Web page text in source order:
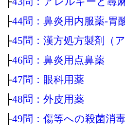
├44問：鼻炎用内服薬‐胃
├45問：漢方処方製剤（
├46問：鼻炎用点鼻薬
├47問：眼科用薬
├48問：外皮用薬
├49問：傷等への殺菌消